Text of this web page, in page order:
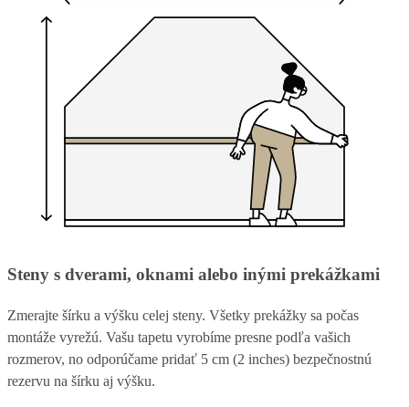
Steny s dverami, oknami alebo inými prekážkami
Zmerajte šírku a výšku celej steny. Všetky prekážky sa počas
montáže vyrežú. Vašu tapetu vyrobíme presne podľa vašich
rozmerov, no odporúčame pridať 5 cm (2 inches) bezpečnostnú
rezervu na šírku aj výšku.